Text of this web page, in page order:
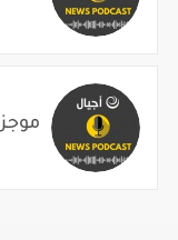
موجز